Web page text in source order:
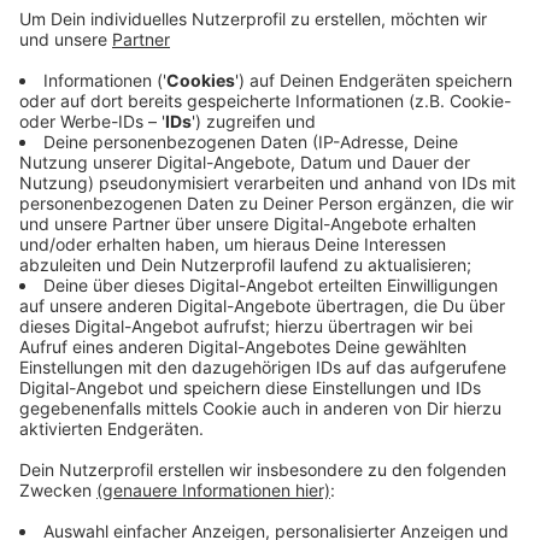
solidarisch zeigen möchte, kann zum Beispiel eine
Organisationsteam. Auch die Stadt unterstützt
die Aktion. Ziel ist es, die Sichtbarkeit der queeren
Community zu stärken und so etwas gegen
Diskriminierung zu unternehmen. Der Höhepunkt
der Wochen der Vielfalt ist der Christopher Street
Day in Wuppertal am 9. September.Mehr dazu
Veröffentlicht:Freitag, 11.08.2023 14:52
Anzeige
Anzeige